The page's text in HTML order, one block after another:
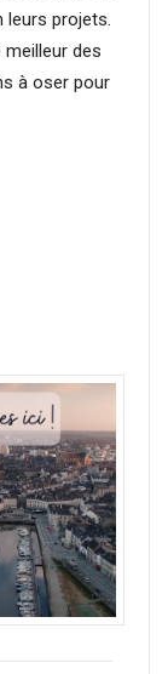
leurs projets.
des
à oser pour